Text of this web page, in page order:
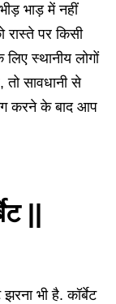
भाड़ में नहीं
पर किसी
स्थानीय लोगों
सावधानी से
करने के बाद आप
||
भी है. कॉर्बेट